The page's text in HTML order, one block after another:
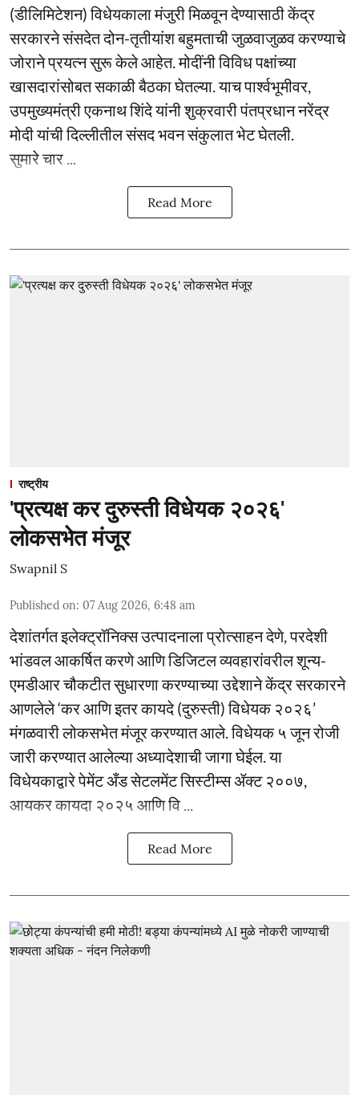
(डीलिमिटेशन) विधेयकाला मंजुरी मिळवून देण्यासाठी केंद्र
सरकारने संसदेत दोन-तृतीयांश बहुमताची जुळवाजुळव करण्याचे
जोराने प्रयत्न सुरू केले आहेत. मोदींनी विविध पक्षांच्या
खासदारांसोबत सकाळी बैठका घेतल्या. याच पार्श्वभूमीवर,
उपमुख्यमंत्री एकनाथ शिंदे यांनी शुक्रवारी पंतप्रधान नरेंद्र
मोदी यांची दिल्लीतील संसद भवन संकुलात भेट घेतली.
सुमारे चार ...
Read More
राष्ट्रीय
'प्रत्यक्ष कर दुरुस्ती विधेयक २०२६'
लोकसभेत मंजूर
Swapnil S
Published on: 07 Aug 2026, 6:48 am
देशांतर्गत इलेक्ट्रॉनिक्स उत्पादनाला प्रोत्साहन देणे, परदेशी
भांडवल आकर्षित करणे आणि डिजिटल व्यवहारांवरील शून्य-
एमडीआर चौकटीत सुधारणा करण्याच्या उद्देशाने केंद्र सरकारने
आणलेले ‘कर आणि इतर कायदे (दुरुस्ती) विधेयक २०२६’
मंगळवारी लोकसभेत मंजूर करण्यात आले. विधेयक ५ जून रोजी
जारी करण्यात आलेल्या अध्यादेशाची जागा घेईल. या
विधेयकाद्वारे पेमेंट अँड सेटलमेंट सिस्टीम्स ॲक्ट २००७,
आयकर कायदा २०२५ आणि वि ...
Read More